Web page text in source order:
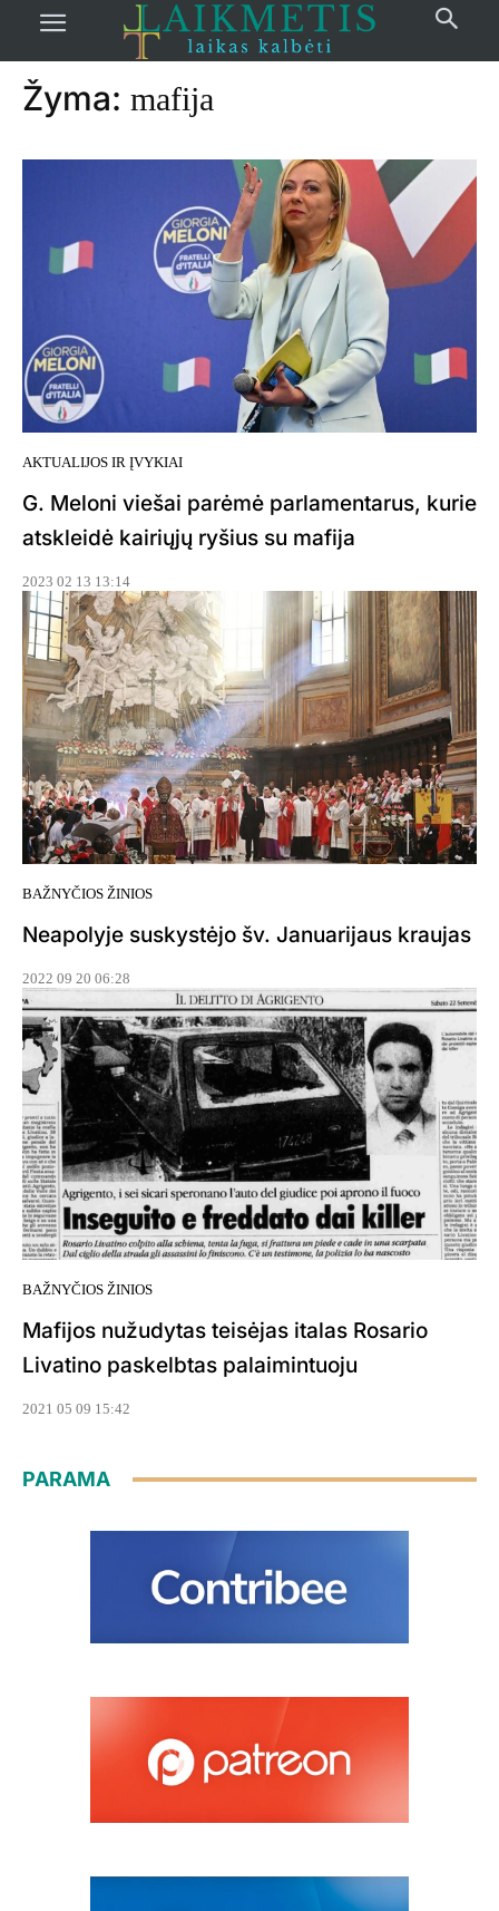
žymos Mafija
Žyma: mafija
AKTUALIJOS IR ĮVYKIAI
G. Meloni viešai parėmė parlamentarus, kurie
atskleidė kairiųjų ryšius su mafija
2023 02 13 13:14
BAŽNYČIOS ŽINIOS
Neapolyje suskystėjo šv. Januarijaus kraujas
2022 09 20 06:28
BAŽNYČIOS ŽINIOS
Mafijos nužudytas teisėjas italas Rosario
Livatino paskelbtas palaimintuoju
2021 05 09 15:42
PARAMA